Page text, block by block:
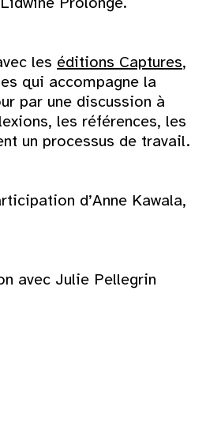
les éditions Captures,
qui accompagne la
par une discussion à
les références, les
un processus de travail.
d’Anne Kawala,
avec Julie Pellegrin